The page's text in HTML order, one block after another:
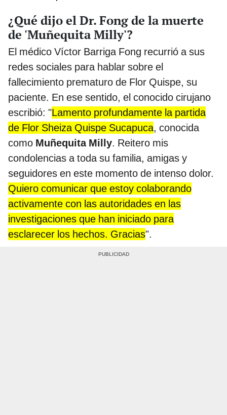
¿Qué dijo el Dr. Fong de la muerte
de 'Muñequita Milly'?
El médico Víctor Barriga Fong recurrió a sus
redes sociales para hablar sobre el
fallecimiento prematuro de Flor Quispe, su
paciente. En ese sentido, el conocido cirujano
escribió: "Lamento profundamente la partida
de Flor Sheiza Quispe Sucapuca, conocida
como Muñequita Milly. Reitero mis
condolencias a toda su familia, amigas y
seguidores en este momento de intenso dolor.
Quiero comunicar que estoy colaborando
activamente con las autoridades en las
investigaciones que han iniciado para
esclarecer los hechos. Gracias".